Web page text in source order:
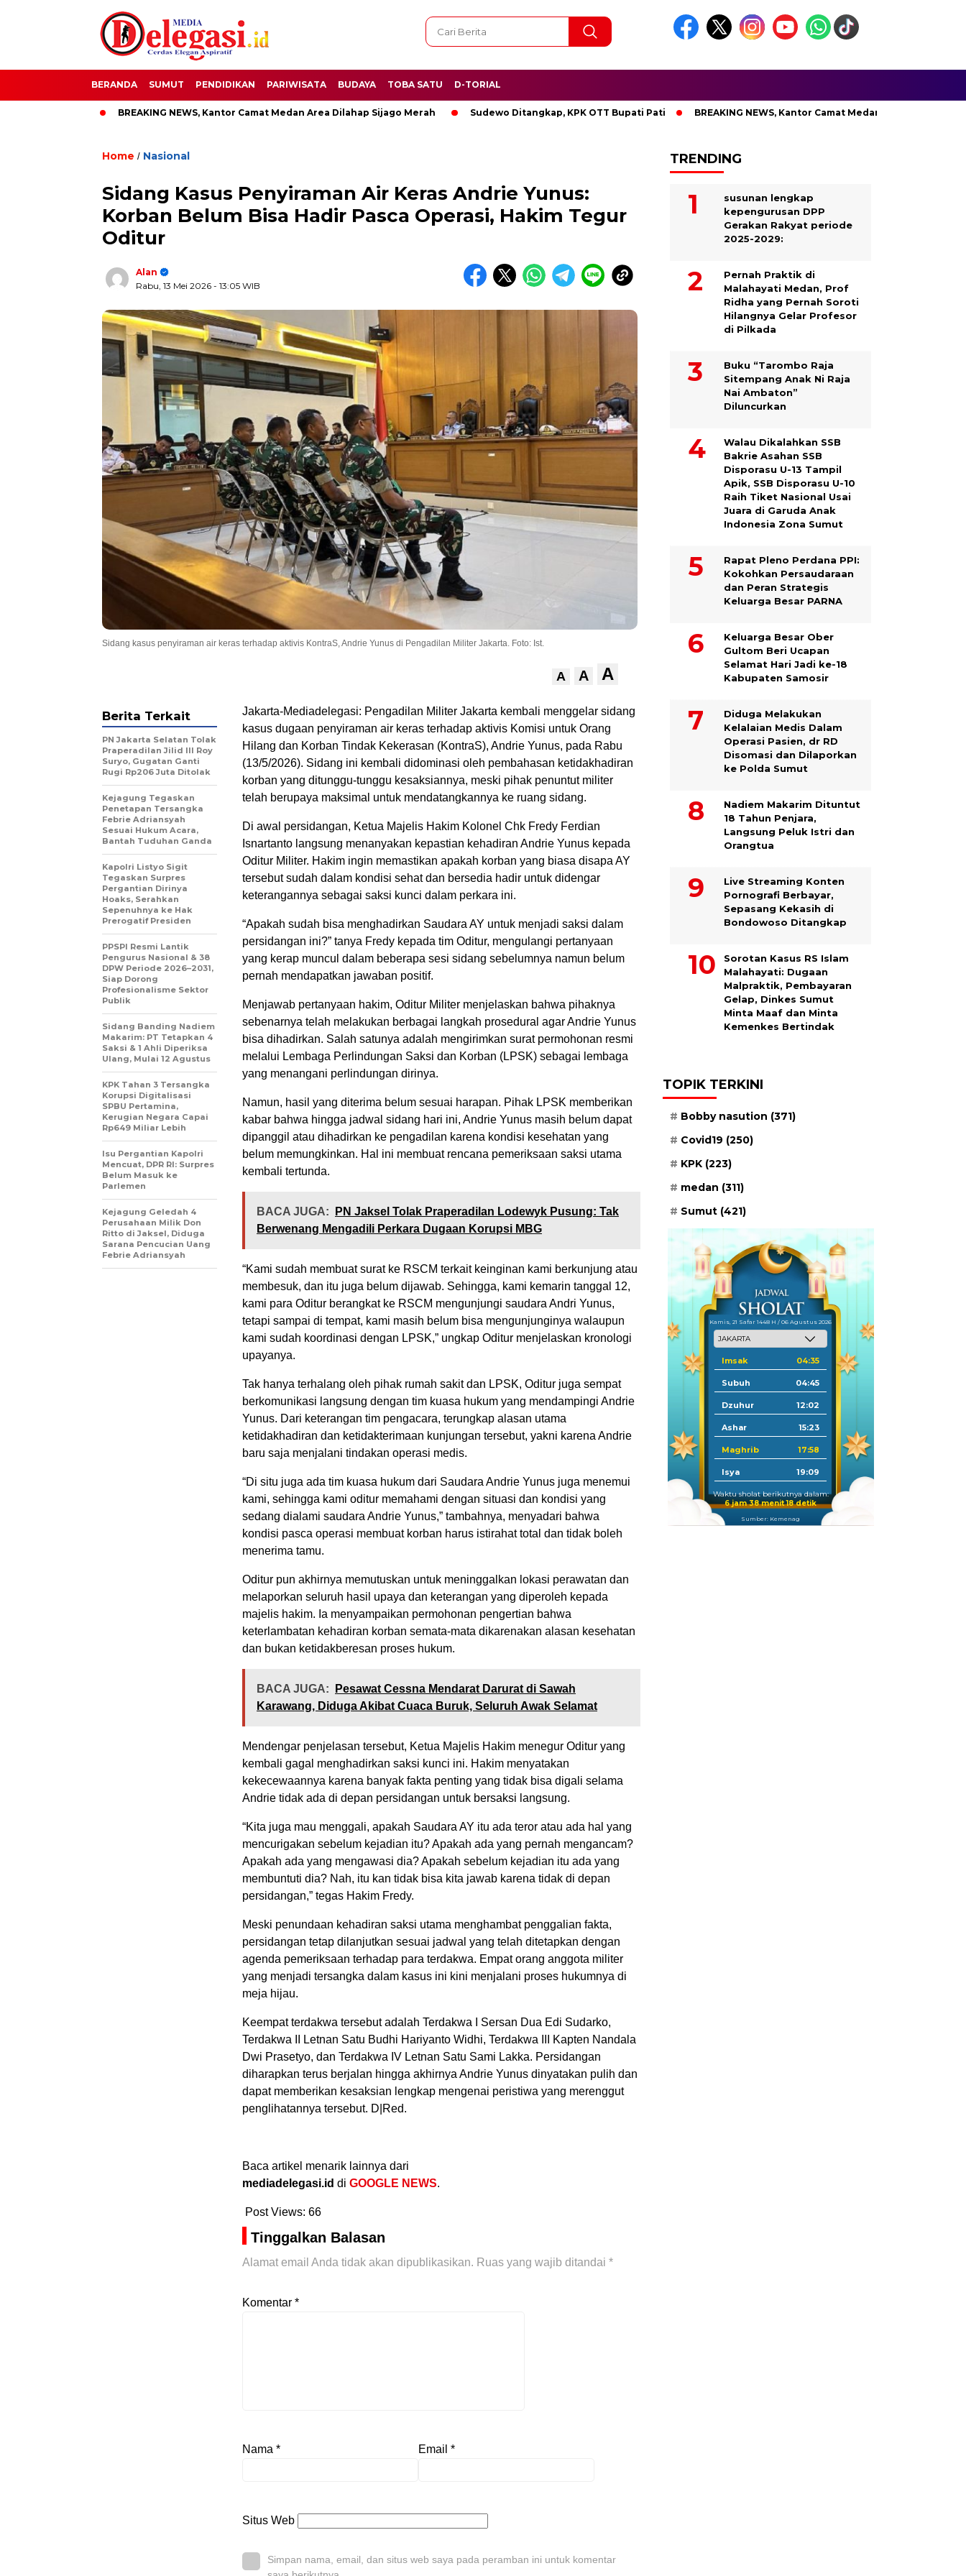
BERANDA SUMUT PENDIDIKAN PARIWISATA BUDAYA TOBA SATU D-TORIAL
BREAKING NEWS, Kantor Camat Medan Area Dilahap Sijago Merah Sudewo Ditangkap, KPK OTT Bupati Pati BREAKING NEWS, Kantor Camat Medan Area Dilahap Sijago
Home / Nasional
Sidang Kasus Penyiraman Air Keras Andrie Yunus:
Korban Belum Bisa Hadir Pasca Operasi, Hakim Tegur
Oditur
Alan
Rabu, 13 Mei 2026 - 13:05 WIB
Sidang kasus penyiraman air keras terhadap aktivis KontraS, Andrie Yunus di Pengadilan Militer Jakarta. Foto: Ist.
A A A
Jakarta-Mediadelegasi: Pengadilan Militer Jakarta kembali menggelar sidang
kasus dugaan penyiraman air keras terhadap aktivis Komisi untuk Orang
Hilang dan Korban Tindak Kekerasan (KontraS), Andrie Yunus, pada Rabu
(13/5/2026). Sidang ini kembali didominasi oleh pembahasan ketidakhadiran
korban yang ditunggu-tunggu kesaksiannya, meski pihak penuntut militer
telah berupaya maksimal untuk mendatangkannya ke ruang sidang.
Di awal persidangan, Ketua Majelis Hakim Kolonel Chk Fredy Ferdian
Isnartanto langsung menanyakan kepastian kehadiran Andrie Yunus kepada
Oditur Militer. Hakim ingin memastikan apakah korban yang biasa disapa AY
tersebut sudah dalam kondisi sehat dan bersedia hadir untuk didengar
keterangannya sebagai saksi kunci dalam perkara ini.
“Apakah sudah bisa menghadirkan Saudara AY untuk menjadi saksi dalam
persidangan ini?” tanya Fredy kepada tim Oditur, mengulangi pertanyaan
yang kerap muncul dalam beberapa sesi sidang sebelumnya namun belum
pernah mendapatkan jawaban positif.
Menjawab pertanyaan hakim, Oditur Militer menjelaskan bahwa pihaknya
sebenarnya telah melakukan berbagai langkah prosedural agar Andrie Yunus
bisa dihadirkan. Salah satunya adalah mengirimkan surat permohonan resmi
melalui Lembaga Perlindungan Saksi dan Korban (LPSK) sebagai lembaga
yang menangani perlindungan dirinya.
Namun, hasil yang diterima belum sesuai harapan. Pihak LPSK memberikan
kabar bahwa hingga jadwal sidang hari ini, Andrie Yunus masih belum dapat
dipanggil atau dihadirkan ke pengadilan karena kondisi kesehatan yang
belum memungkinkan. Hal ini membuat rencana pemeriksaan saksi utama
kembali tertunda.
BACA JUGA:
PN Jaksel Tolak Praperadilan Lodewyk Pusung: Tak
Berwenang Mengadili Perkara Dugaan Korupsi MBG
“Kami sudah membuat surat ke RSCM terkait keinginan kami berkunjung atau
membesuk, dan itu juga belum dijawab. Sehingga, kami kemarin tanggal 12,
kami para Oditur berangkat ke RSCM mengunjungi saudara Andri Yunus,
tetapi sampai di tempat, kami masih belum bisa mengunjunginya walaupun
kami sudah koordinasi dengan LPSK,” ungkap Oditur menjelaskan kronologi
upayanya.
Tak hanya terhalang oleh pihak rumah sakit dan LPSK, Oditur juga sempat
berkomunikasi langsung dengan tim kuasa hukum yang mendampingi Andrie
Yunus. Dari keterangan tim pengacara, terungkap alasan utama
ketidakhadiran dan ketidakterimaan kunjungan tersebut, yakni karena Andrie
baru saja menjalani tindakan operasi medis.
“Di situ juga ada tim kuasa hukum dari Saudara Andrie Yunus juga menemui
kami, sehingga kami oditur memahami dengan situasi dan kondisi yang
sedang dialami saudara Andrie Yunus,” tambahnya, menyadari bahwa
kondisi pasca operasi membuat korban harus istirahat total dan tidak boleh
menerima tamu.
Oditur pun akhirnya memutuskan untuk meninggalkan lokasi perawatan dan
melaporkan seluruh hasil upaya dan keterangan yang diperoleh kepada
majelis hakim. Ia menyampaikan permohonan pengertian bahwa
keterlambatan kehadiran korban semata-mata dikarenakan alasan kesehatan
dan bukan ketidakberesan proses hukum.
BACA JUGA:
Pesawat Cessna Mendarat Darurat di Sawah
Karawang, Diduga Akibat Cuaca Buruk, Seluruh Awak Selamat
Mendengar penjelasan tersebut, Ketua Majelis Hakim menegur Oditur yang
kembali gagal menghadirkan saksi kunci ini. Hakim menyatakan
kekecewaannya karena banyak fakta penting yang tidak bisa digali selama
Andrie tidak ada di depan persidangan untuk bersaksi langsung.
“Kita juga mau menggali, apakah Saudara AY itu ada teror atau ada hal yang
mencurigakan sebelum kejadian itu? Apakah ada yang pernah mengancam?
Apakah ada yang mengawasi dia? Apakah sebelum kejadian itu ada yang
membuntuti dia? Nah, itu kan tidak bisa kita jawab karena tidak di depan
persidangan,” tegas Hakim Fredy.
Meski penundaan kehadiran saksi utama menghambat penggalian fakta,
persidangan tetap dilanjutkan sesuai jadwal yang telah ditetapkan dengan
agenda pemeriksaan terhadap para terdakwa. Empat orang anggota militer
yang menjadi tersangka dalam kasus ini kini menjalani proses hukumnya di
meja hijau.
Keempat terdakwa tersebut adalah Terdakwa I Sersan Dua Edi Sudarko,
Terdakwa II Letnan Satu Budhi Hariyanto Widhi, Terdakwa III Kapten Nandala
Dwi Prasetyo, dan Terdakwa IV Letnan Satu Sami Lakka. Persidangan
diharapkan terus berjalan hingga akhirnya Andrie Yunus dinyatakan pulih dan
dapat memberikan kesaksian lengkap mengenai peristiwa yang merenggut
penglihatannya tersebut. D|Red.
Baca artikel menarik lainnya dari
mediadelegasi.id di GOOGLE NEWS.
Post Views: 66
Tinggalkan Balasan
Alamat email Anda tidak akan dipublikasikan. Ruas yang wajib ditandai *
Komentar *
Nama * Email *
Situs Web
Simpan nama, email, dan situs web saya pada peramban ini untuk komentar
Berita Terkait
PN Jakarta Selatan Tolak
Praperadilan Jilid III Roy
Suryo, Gugatan Ganti
Rugi Rp206 Juta Ditolak
Kejagung Tegaskan
Penetapan Tersangka
Febrie Adriansyah
Sesuai Hukum Acara,
Bantah Tuduhan Ganda
Kapolri Listyo Sigit
Tegaskan Surpres
Pergantian Dirinya
Hoaks, Serahkan
Sepenuhnya ke Hak
Prerogatif Presiden
PPSPI Resmi Lantik
Pengurus Nasional & 38
DPW Periode 2026–2031,
Siap Dorong
Profesionalisme Sektor
Publik
Sidang Banding Nadiem
Makarim: PT Tetapkan 4
Saksi & 1 Ahli Diperiksa
Ulang, Mulai 12 Agustus
KPK Tahan 3 Tersangka
Korupsi Digitalisasi
SPBU Pertamina,
Kerugian Negara Capai
Rp649 Miliar Lebih
Isu Pergantian Kapolri
Mencuat, DPR RI: Surpres
Belum Masuk ke
Parlemen
Kejagung Geledah 4
Perusahaan Milik Don
Ritto di Jaksel, Diduga
Sarana Pencucian Uang
Febrie Adriansyah
TRENDING
susunan lengkap
kepengurusan DPP
Gerakan Rakyat periode
2025-2029:
Pernah Praktik di
Malahayati Medan, Prof
Ridha yang Pernah Soroti
Hilangnya Gelar Profesor
di Pilkada
Buku “Tarombo Raja
Sitempang Anak Ni Raja
Nai Ambaton”
Diluncurkan
Walau Dikalahkan SSB
Bakrie Asahan SSB
Disporasu U-13 Tampil
Apik, SSB Disporasu U-10
Raih Tiket Nasional Usai
Juara di Garuda Anak
Indonesia Zona Sumut
Rapat Pleno Perdana PPI:
Kokohkan Persaudaraan
dan Peran Strategis
Keluarga Besar PARNA
Keluarga Besar Ober
Gultom Beri Ucapan
Selamat Hari Jadi ke-18
Kabupaten Samosir
Diduga Melakukan
Kelalaian Medis Dalam
Operasi Pasien, dr RD
Disomasi dan Dilaporkan
ke Polda Sumut
​Nadiem Makarim Dituntut
18 Tahun Penjara,
Langsung Peluk Istri dan
Orangtua
Live Streaming Konten
Pornografi Berbayar,
Sepasang Kekasih di
Bondowoso Ditangkap
Sorotan Kasus RS Islam
Malahayati: Dugaan
Malpraktik, Pembayaran
Gelap, Dinkes Sumut
Minta Maaf dan Minta
Kemenkes Bertindak
TOPIK TERKINI
Bobby nasution (371)
Covid19 (250)
KPK (223)
medan (311)
Sumut (421)
Kamis, 21 Safar 1448 H / 06 Agustus 2026
Imsak 04:35
Subuh 04:45
Dzuhur 12:02
Ashar 15:23
Maghrib 17:58
Isya 19:09
Waktu sholat berikutnya dalam:
6 jam 38 menit 17 detik
Sumber: Kemenag